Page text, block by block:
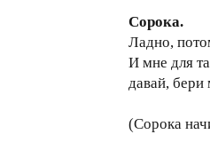
Сорока.
Ладно,
И мне для
давай,
(Сорока